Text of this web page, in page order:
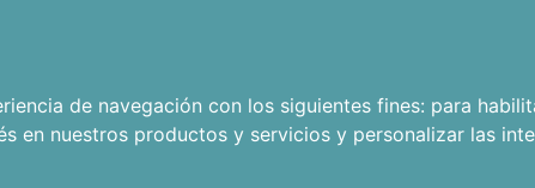
de navegación con los siguientes fines: para
en nuestros productos y servicios y personalizar las